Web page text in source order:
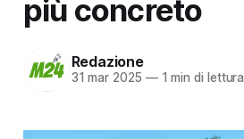
più concreto
Redazione
31 mar 2025 —1 min di lettura